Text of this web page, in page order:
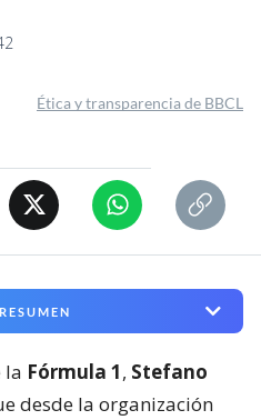
Ética y transparencia de BBCL
la Fórmula 1, Stefano
desde la organización